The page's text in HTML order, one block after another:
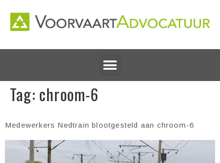
Tag: chroom-6
Medewerkers Nedtrain blootgesteld aan chroom-6